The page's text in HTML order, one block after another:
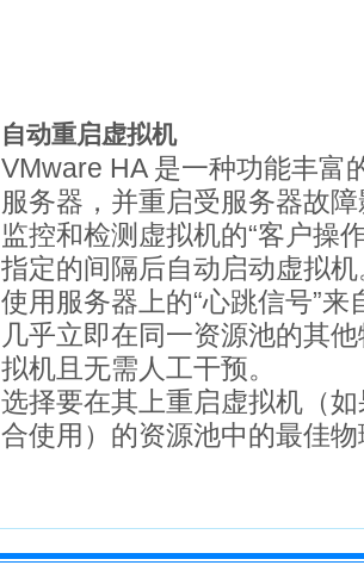
自动重启虚拟机
VMware HA 是一种功能丰富
服务器，并重启受服务器故
监控和检测虚拟机的“客户操
指定的间隔后自动启动虚拟机
使用服务器上的“心跳信号”
几乎立即在同一资源池的其
拟机且无需人工干预。
选择要在其上重启虚拟机（
合使用）的资源池中的最佳